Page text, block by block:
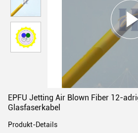
EPFU Jetting Air Blown Fiber 12-
Glasfaserkabel
Produkt-Details